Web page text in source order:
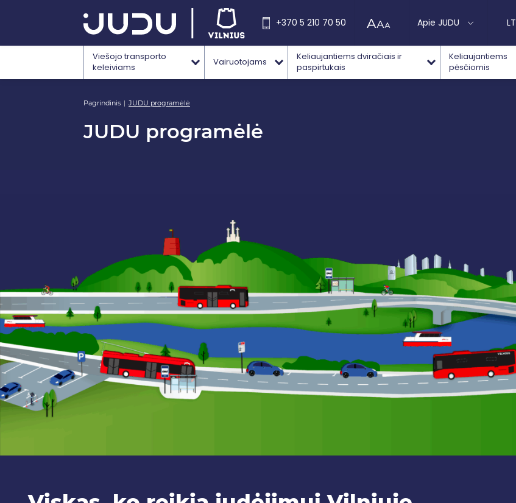
+370 5 210 70 50 Apie JUDU LT
Viešojo transporto
keleiviams
Vairuotojams
Keliaujantiems dviračiais ir
paspirtukais
Keliaujantiems
pėsčiomis
Pagrindinis JUDU programėlė
JUDU programėlė